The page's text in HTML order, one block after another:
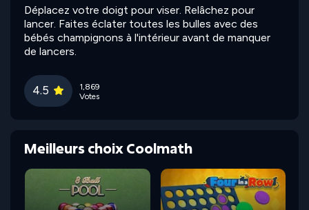
Déplacez votre doigt pour viser. Relâchez pour
lancer. Faites éclater toutes les bulles avec des
bébés champignons à l'intérieur avant de manquer
de lancers.
4.5
1,869
Votes
Meilleurs choix Coolmath